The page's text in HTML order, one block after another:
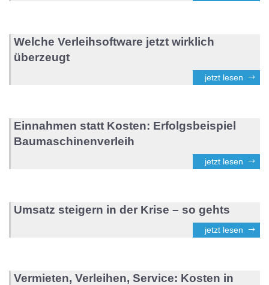
Welche Verleihsoftware jetzt wirklich
überzeugt
jetzt lesen
Einnahmen statt Kosten: Erfolgsbeispiel
Baumaschinenverleih
jetzt lesen
Umsatz steigern in der Krise – so gehts
jetzt lesen
Vermieten, Verleihen, Service: Kosten in